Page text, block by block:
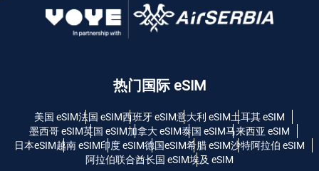
热门国际 eSIM
美国 eSIM法国 eSIM西班牙 eSIM意大利 eSIM土耳其 eSIM
墨西哥 eSIM英国 eSIM加拿大 eSIM泰国 eSIM马来西亚 eSIM
日本eSIM越南 eSIM印度 eSIM德国eSIM希腊 eSIM沙特阿拉伯 eSIM
阿拉伯联合酋长国 eSIM埃及 eSIM